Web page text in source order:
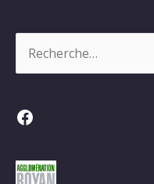
Facebook